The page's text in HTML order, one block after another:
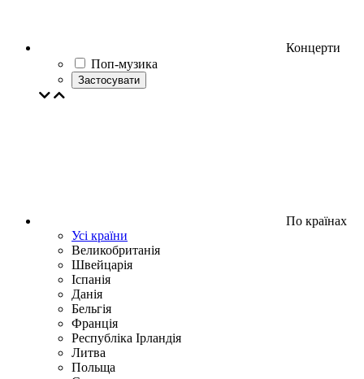
Концерти
Поп-музика
Застосувати
По країнах
Усі країни
Великобританія
Швейцарія
Іспанія
Данія
Бельгія
Франція
Республіка Ірландія
Литва
Польща